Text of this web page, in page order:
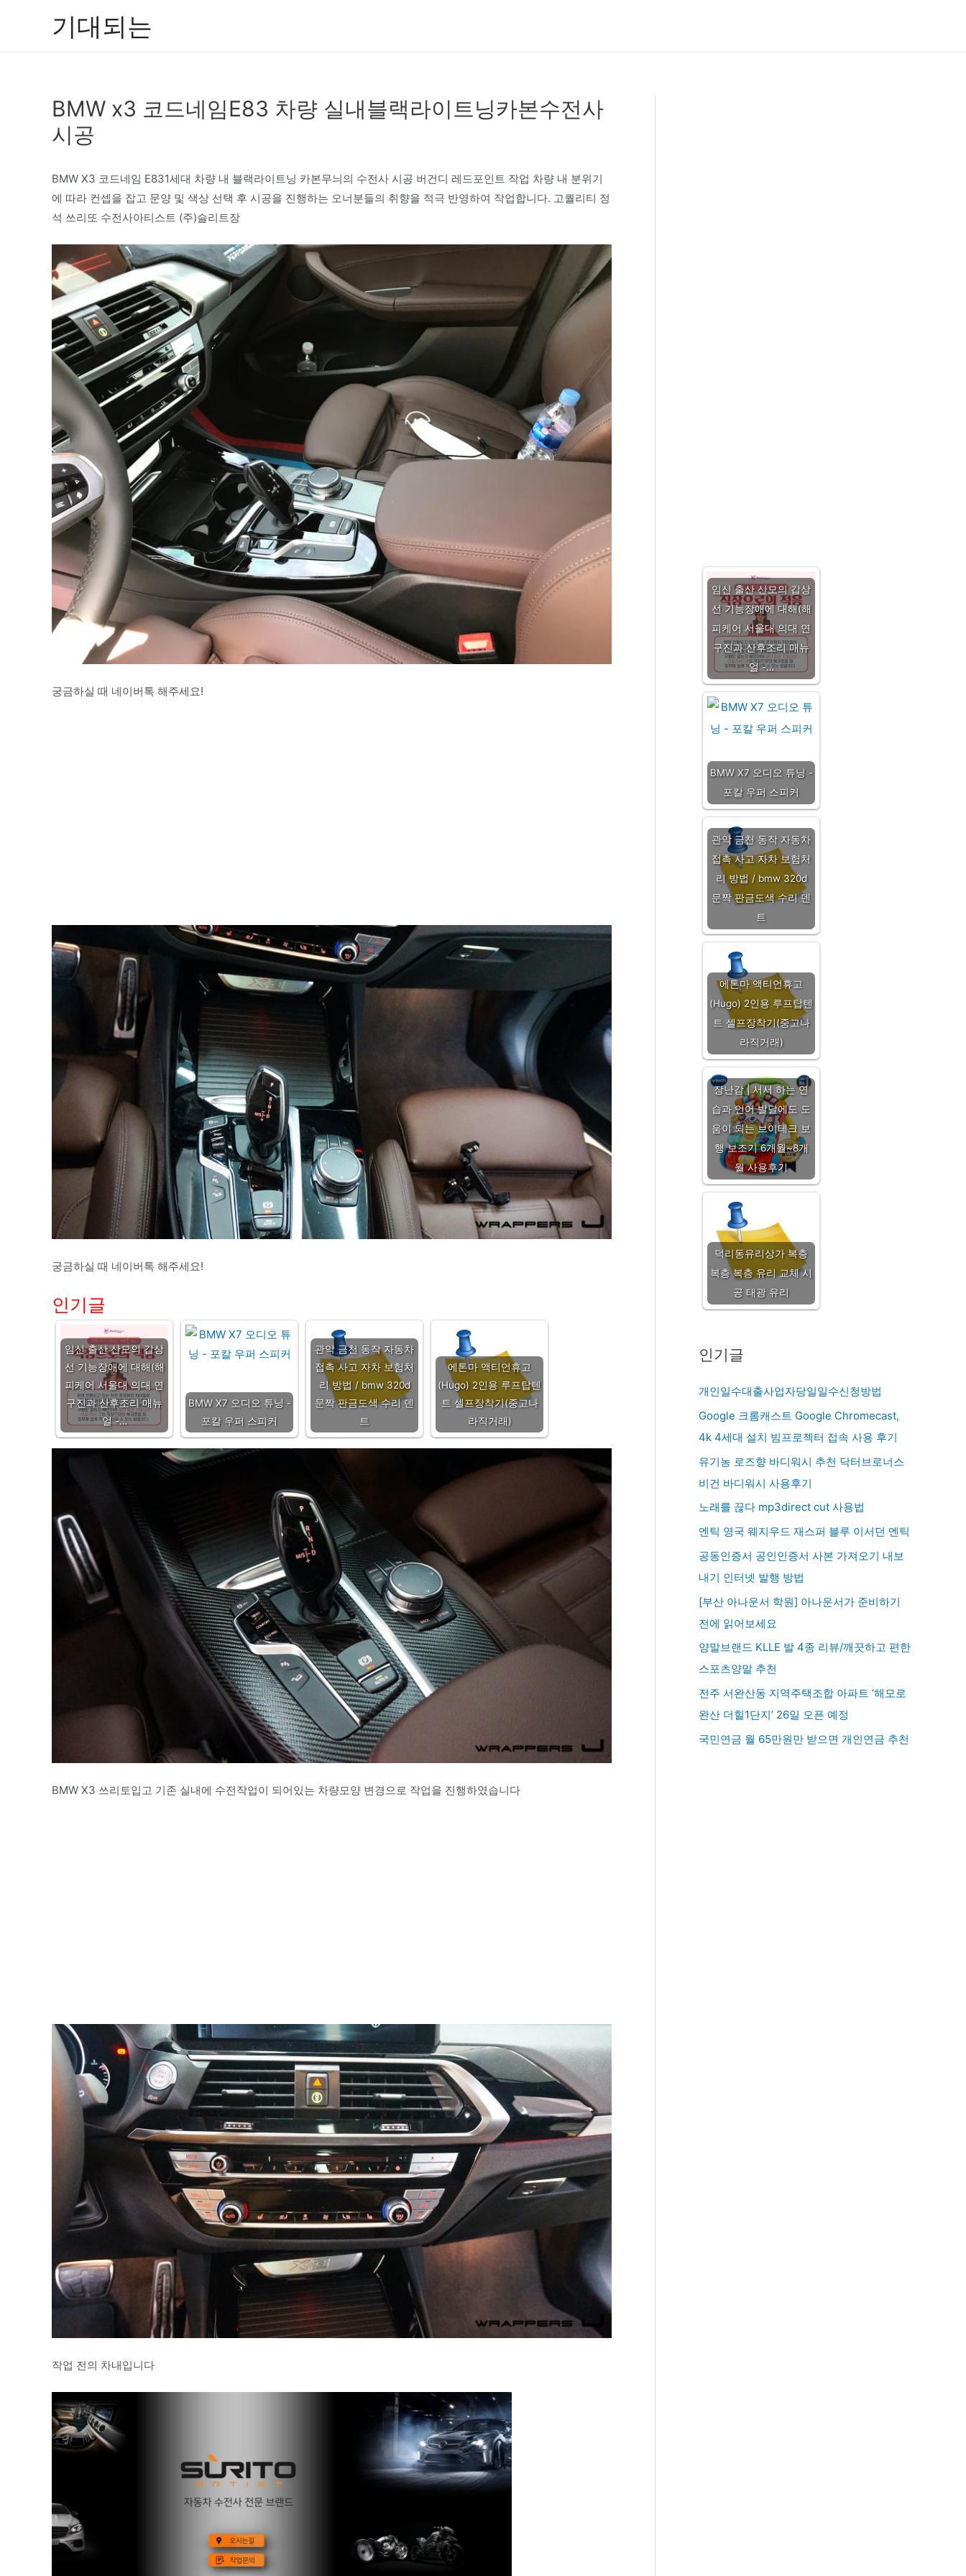
기대되는
BMW x3 코드네임E83 차량 실내블랙라이트닝카본수전사
시공
BMW X3 코드네임 E831세대 차량 내 블랙라이트닝 카본무늬의 수전사 시공 버건디 레드포인트 작업 차량 내 분위기
에 따라 컨셉을 잡고 문양 및 색상 선택 후 시공을 진행하는 오너분들의 취향을 적극 반영하여 작업합니다. 고퀄리티 정
석 쓰리또 수전사아티스트 (주)슬리트장
궁금하실 때 네이버톡 해주세요!
궁금하실 때 네이버톡 해주세요!
인기글
임신 출산 산모의 갑상
선 기능장애에 대해(해
피케어 서울대 의대 연
구진과 산후조리 매뉴
얼 -…
BMW X7 오디오 튜닝 -
포칼 우퍼 스피커
관악 금천 동작 자동차
접촉 사고 자차 보험처
리 방법 / bmw 320d
문짝 판금도색 수리 덴
트
에톤마 액티언휴고
(Hugo) 2인용 루프탑텐
트 셀프장착기(중고나
라직거래)
BMW X3 쓰리토입고 기존 실내에 수전작업이 되어있는 차량모양 변경으로 작업을 진행하였습니다
작업 전의 차내입니다
임신 출산 산모의 갑상
선 기능장애에 대해(해
피케어 서울대 의대 연
구진과 산후조리 매뉴
얼 -…
BMW X7 오디오 튜닝 -
포칼 우퍼 스피커
관악 금천 동작 자동차
접촉 사고 자차 보험처
리 방법 / bmw 320d
문짝 판금도색 수리 덴
트
에톤마 액티언휴고
(Hugo) 2인용 루프탑텐
트 셀프장착기(중고나
라직거래)
장난감 | 서서 하는 연
습과 언어 발달에도 도
움이 되는 브이테크 보
행 보조기 6개월~8개
월 사용후기
덕리동유리상가 복층
복층 복층 유리 교체 시
공 태광 유리
인기글
개인일수대출사업자당일일수신청방법
Google 크롬캐스트 Google Chromecast,
4k 4세대 설치 빔프로젝터 접속 사용 후기
유기농 로즈향 바디워시 추천 닥터브로너스
비건 바디워시 사용후기
노래를 끊다 mp3direct cut 사용법
엔틱 영국 웨지우드 재스퍼 블루 이서던 엔틱
공동인증서 공인인증서 사본 가져오기 내보
내기 인터넷 발행 방법
[부산 아나운서 학원] 아나운서가 준비하기
전에 읽어보세요
양말브랜드 KLLE 발 4종 리뷰/깨끗하고 편한
스포츠양말 추천
전주 서완산동 지역주택조합 아파트 ‘해모로
완산 더힐1단지’ 26일 오픈 예정
국민연금 월 65만원만 받으면 개인연금 추천